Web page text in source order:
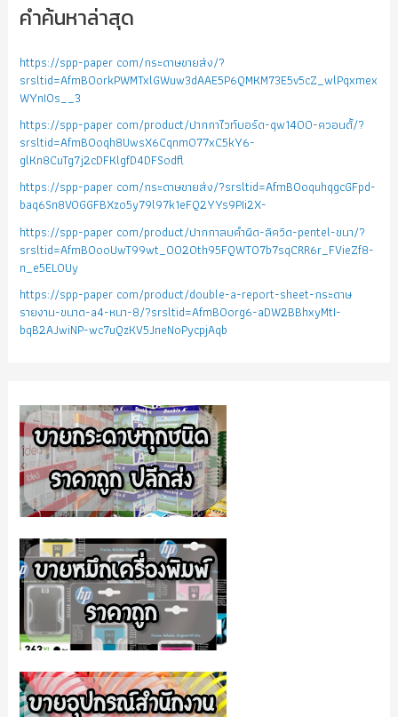
คำค้นหาล่าสุด
https://spp-paper com/กระดาษขายส่ง/?
srsltid=AfmBOorkPWMTxlGWuw3dAAE5P6QMKM73E5v5cZ_wlPqxmex
WYnIOs__3
https://spp-paper com/product/ปากกาไวท์บอร์ด-qw1400-ควอนตั้/?
srsltid=AfmBOoqh8UwsX6Cqnm077xC5kY6-
glKn8CuTg7j2cDFKlgfD4DFSodfl
https://spp-paper com/กระดาษขายส่ง/?srsltid=AfmBOoquhqgcGFpd-
baq6Sn8VOGGFBXzo5y79l97k1eFQ2YYs9PIi2X-
https://spp-paper com/product/ปากกาลบคำผิด-ลิควิด-pentel-ขนา/?
srsltid=AfmBOooUwT99wt_0020th95FQWTO7b7sqCRR6r_FVieZf8-
n_e5EL0Uy
https://spp-paper com/product/double-a-report-sheet-กระดาษ
รายงาน-ขนาด-a4-หนา-8/?srsltid=AfmBOorg6-aDW2BBhxyMtI-
bqB2AJwiNP-wc7uQzKV5JneNoPycpjAqb